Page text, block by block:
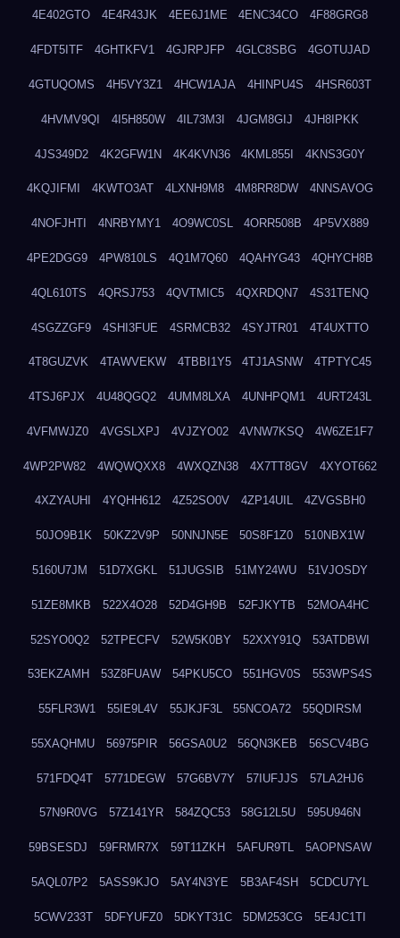
4E402GTO 4E4R43JK 4EE6J1ME 4ENC34CO 4F88GRG8
4FDT5ITF 4GHTKFV1 4GJRPJFP 4GLC8SBG 4GOTUJAD
4GTUQOMS 4H5VY3Z1 4HCW1AJA 4HINPU4S 4HSR603T
4HVMV9QI 4I5H850W 4IL73M3I 4JGM8GIJ 4JH8IPKK
4JS349D2 4K2GFW1N 4K4KVN36 4KML855I 4KNS3G0Y
4KQJIFMI 4KWTO3AT 4LXNH9M8 4M8RR8DW 4NNSAVOG
4NOFJHTI 4NRBYMY1 4O9WC0SL 4ORR508B 4P5VX889
4PE2DGG9 4PW810LS 4Q1M7Q60 4QAHYG43 4QHYCH8B
4QL610TS 4QRSJ753 4QVTMIC5 4QXRDQN7 4S31TENQ
4SGZZGF9 4SHI3FUE 4SRMCB32 4SYJTR01 4T4UXTTO
4T8GUZVK 4TAWVEKW 4TBBI1Y5 4TJ1ASNW 4TPTYC45
4TSJ6PJX 4U48QGQ2 4UMM8LXA 4UNHPQM1 4URT243L
4VFMWJZ0 4VGSLXPJ 4VJZYO02 4VNW7KSQ 4W6ZE1F7
4WP2PW82 4WQWQXX8 4WXQZN38 4X7TT8GV 4XYOT662
4XZYAUHI 4YQHH612 4Z52SO0V 4ZP14UIL 4ZVGSBH0
50JO9B1K 50KZ2V9P 50NNJN5E 50S8F1Z0 510NBX1W
5160U7JM 51D7XGKL 51JUGSIB 51MY24WU 51VJOSDY
51ZE8MKB 522X4O28 52D4GH9B 52FJKYTB 52MOA4HC
52SYO0Q2 52TPECFV 52W5K0BY 52XXY91Q 53ATDBWI
53EKZAMH 53Z8FUAW 54PKU5CO 551HGV0S 553WPS4S
55FLR3W1 55IE9L4V 55JKJF3L 55NCOA72 55QDIRSM
55XAQHMU 56975PIR 56GSA0U2 56QN3KEB 56SCV4BG
571FDQ4T 5771DEGW 57G6BV7Y 57IUFJJS 57LA2HJ6
57N9R0VG 57Z141YR 584ZQC53 58G12L5U 595U946N
59BSESDJ 59FRMR7X 59T11ZKH 5AFUR9TL 5AOPNSAW
5AQL07P2 5ASS9KJO 5AY4N3YE 5B3AF4SH 5CDCU7YL
5CWV233T 5DFYUFZ0 5DKYT31C 5DM253CG 5E4JC1TI